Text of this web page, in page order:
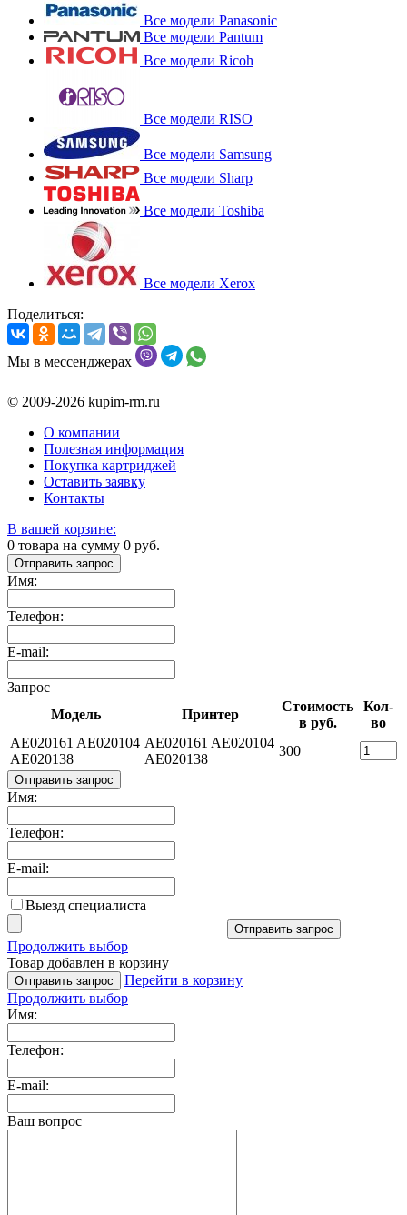
Все модели Panasonic
Все модели Pantum
Все модели Ricoh
Все модели RISO
Все модели Samsung
Все модели Sharp
Все модели Toshiba
Все модели Xerox
Поделиться:
Мы в мессенджерах
© 2009-2026 kupim-rm.ru
О компании
Полезная информация
Покупка картриджей
Оставить заявку
Контакты
В вашей корзине:
0 товара на сумму 0 руб.
Отправить запрос
Имя:
Телефон:
E-mail:
Запрос
Модель
Принтер
Стоимость
в руб.
Кол-
во
AE020161 AE020104
AE020138
AE020161 AE020104
AE020138
300
Отправить запрос
Имя:
Телефон:
E-mail:
Выезд специалиста
Отправить запрос
Продолжить выбор
Товар добавлен в корзину
Отправить запрос
Перейти в корзину
Продолжить выбор
Имя:
Телефон:
E-mail:
Ваш вопрос